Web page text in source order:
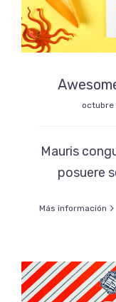
octubre
Mauris
posuere
Más información